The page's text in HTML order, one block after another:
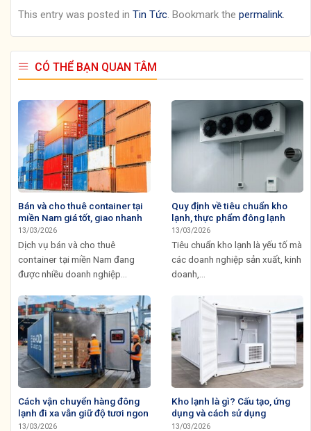
This entry was posted in Tin Tức. Bookmark the permalink.
CÓ THỂ BẠN QUAN TÂM
Bán và cho thuê container tại
miền Nam giá tốt, giao nhanh
13/03/2026
Dịch vụ bán và cho thuê
container tại miền Nam đang
được nhiều doanh nghiệp...
Quy định về tiêu chuẩn kho
lạnh, thực phẩm đông lạnh
13/03/2026
Tiêu chuẩn kho lạnh là yếu tố mà
các doanh nghiệp sản xuất, kinh
doanh,...
Cách vận chuyển hàng đông
lạnh đi xa vẫn giữ độ tươi ngon
13/03/2026
Kho lạnh là gì? Cấu tạo, ứng
dụng và cách sử dụng
13/03/2026